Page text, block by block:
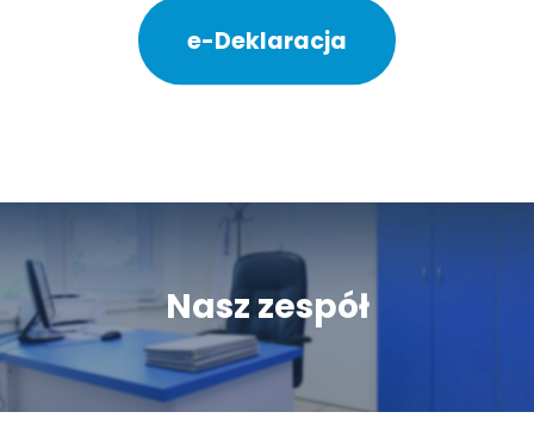
e-Deklaracja
Nasz zespół